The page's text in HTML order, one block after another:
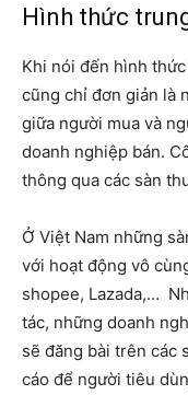
Hình thức
Khi nói đến hình
cũng chỉ đơn giản là
giữa người mua và
doanh nghiệp bán.
thông qua các sàn
Ở Việt Nam những
với hoạt động vô
shopee, Lazada,…
tác, những doanh
sẽ đăng bài trên các
cáo để người tiêu